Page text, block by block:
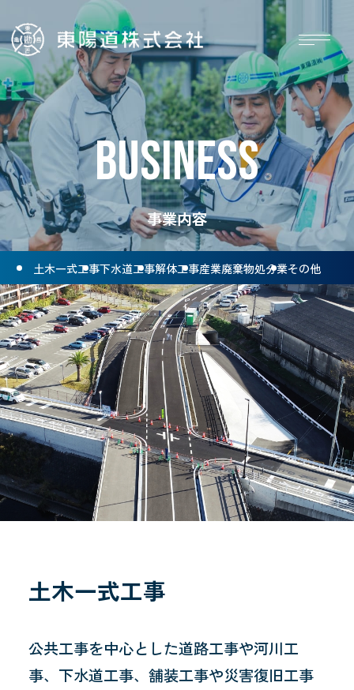
ホーム
お知らせ
会社概要
事業内容
施工実績
採用情報
お問い合わせ
プライバシーポリシー
BUSINESS
事業内容
土木一式工事下水道工事解体工事産業廃棄物処分業その他
土木一式工事
公共工事を中心とした道路工事や河川工
事、下水道工事、舗装工事や災害復旧工事